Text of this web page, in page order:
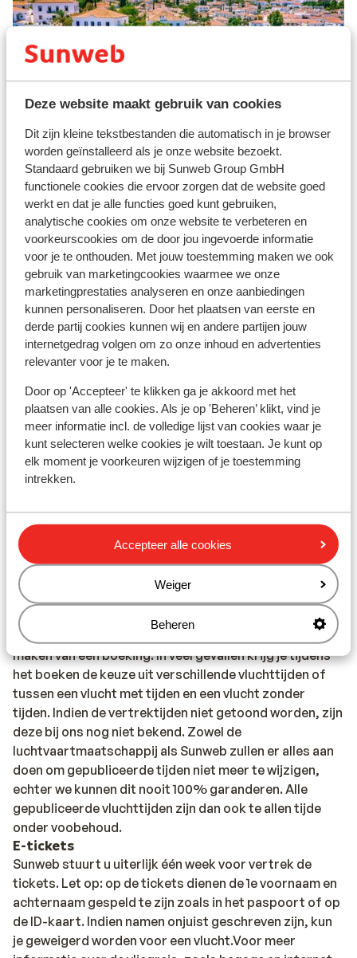
Deze website maakt gebruik van cookies
Dit zijn kleine tekstbestanden die automatisch in je browser
worden geïnstalleerd als je onze website bezoekt.
Standaard gebruiken we bij Sunweb Group GmbH
functionele cookies die ervoor zorgen dat de website goed
werkt en dat je alle functies goed kunt gebruiken,
analytische cookies om onze website te verbeteren en
voorkeurscookies om de door jou ingevoerde informatie
voor je te onthouden. Met jouw toestemming maken we ook
gebruik van marketingcookies waarmee we onze
marketingprestaties analyseren en onze aanbiedingen
kunnen personaliseren. Door het plaatsen van eerste en
derde partij cookies kunnen wij en andere partijen jouw
internetgedrag volgen om zo onze inhoud en advertenties
relevanter voor je te maken.
Door op 'Accepteer' te klikken ga je akkoord met het
plaatsen van alle cookies. Als je op 'Beheren’ klikt, vind je
meer informatie incl. de volledige lijst van cookies waar je
kunt selecteren welke cookies je wilt toestaan. Je kunt op
elk moment je voorkeuren wijzigen of je toestemming
intrekken.
Accepteer alle cookies
Weiger
Beheren
Spetses Stad
Vluchtinformatie
Je vliegt naar Athene. Deze vlucht duurt ongeveer 3 uur
en 15 minuten. Bij aankomst op het vliegveld word je
opgewacht door de reisleiding of plaatselijke
vertegenwoordiging van Sunweb.
De transfer
De transfer is inclusief indien je ook een hotel of
appartement bij Sunweb geboekt hebt. De transfer
naar Spetses varieert ongeveer tussen de 2 uur en 3,5
uur en is afhankelijk van de datum, de route en de
tussenliggende havens.
Let op:
Het kan voorkomen dat de vluchttijden niet aansluiten
op de tijden van de ferry. Op dat moment is een
overnachting noodzakelijk. Je verblijft dan op basis
van minimaal dezelfde verzorging en wordt dan met
een transferbus vanaf de luchthaven/vanuit de haven
voorkomen dat de ferry niet vaart vanwege slechte
weersomstandigheden, dan is een overnachting ook
noodzakelijk.
Vluchtschema
Inhet geval dat wij van de luchtvaartschappij vernemen
dat een vlucht naar alle waarschijnlijkheid niet meer zal
wijzigen, tonen wij de vluchttijden op de site tijdens het
maken van een boeking. In veel gevallen krijg je tijdens
het boeken de keuze uit verschillende vluchttijden of
tussen een vlucht met tijden en een vlucht zonder
tijden. Indien de vertrektijden niet getoond worden, zijn
deze bij ons nog niet bekend. Zowel de
luchtvaartmaatschappij als Sunweb zullen er alles aan
doen om gepubliceerde tijden niet meer te wijzigen,
echter we kunnen dit nooit 100% garanderen. Alle
gepubliceerde vluchttijden zijn dan ook te allen tijde
onder voobehoud.
E-tickets
Sunweb stuurt u uiterlijk één week voor vertrek de
tickets. Let op: op de tickets dienen de 1e voornaam en
achternaam gespeld te zijn zoals in het paspoort of op
de ID-kaart. Indien namen onjuist geschreven zijn, kun
je geweigerd worden voor een vlucht.Voor meer